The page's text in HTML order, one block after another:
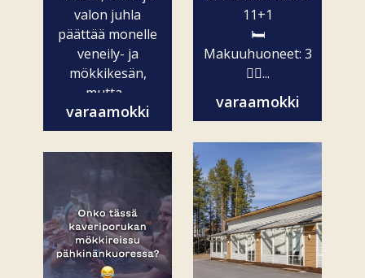
valon juhla
päättää monelle
veneily- ja
mökkikesän,
mutta...
varaamokki
11+1
🛏️
Makuuhuoneet: 3
🧖‍♀️...
varaamokki